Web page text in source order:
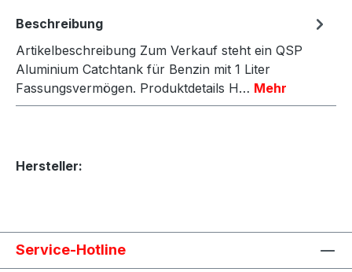
Beschreibung
Artikelbeschreibung Zum Verkauf steht ein QSP
Aluminium Catchtank für Benzin mit 1 Liter
Fassungsvermögen. Produktdetails H… Mehr
Hersteller:
Service-Hotline